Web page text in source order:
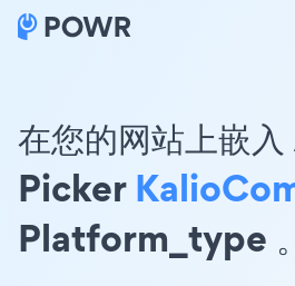
在您的网站上嵌
Picker
Platform_type 。